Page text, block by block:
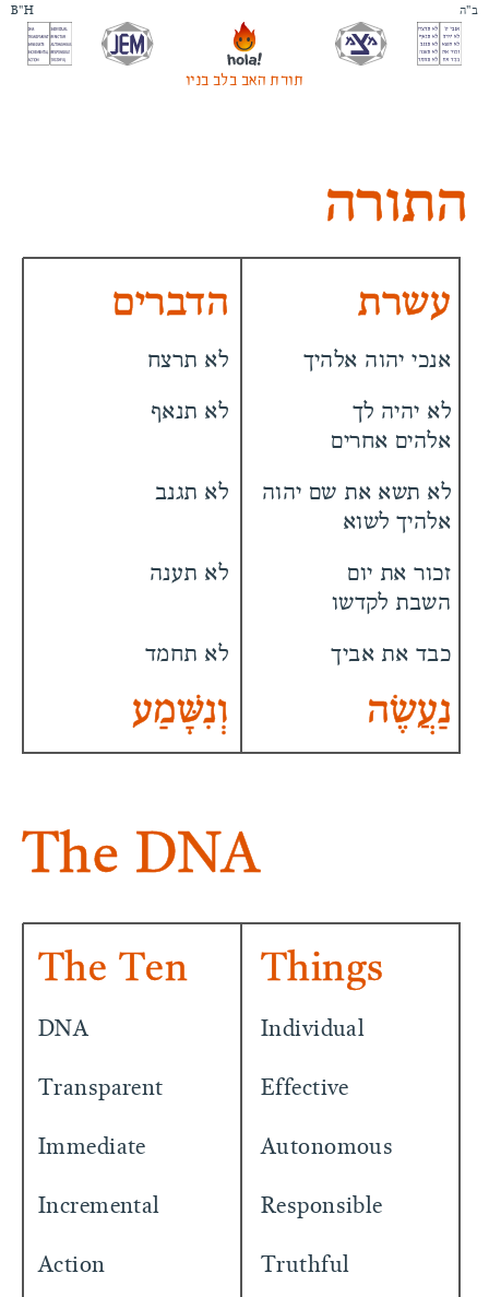
ב"ה B"H
תורת האב בלב בניו
התורה
עשרת הדברים
אנכי יהוה אלהיך
לא תרצח
לא יהיה לך
אלהים אחרים
לא תנאף
לא תשא את שם יהוה
אלהיך לשוא
לא תגנב
זכור את יום
השבת לקדשו
לא תענה
כבד את אביך לא תחמד
נַעֲשֶׂה וְנִשָּׁמַע
The DNA
The Ten Things
DNA
Individual
Transparent
Effective
Immediate
Autonomous
Incremental
Responsible
Action
Truthful